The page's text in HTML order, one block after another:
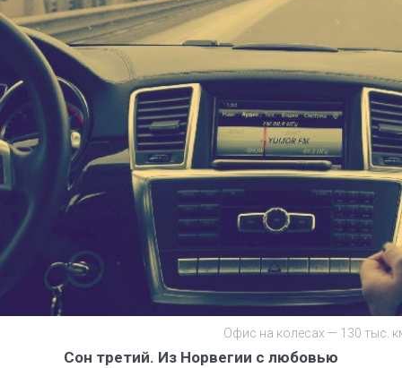
Офис на колесах — 130 тыс.
Сон третий. Из Норвегии с любовью